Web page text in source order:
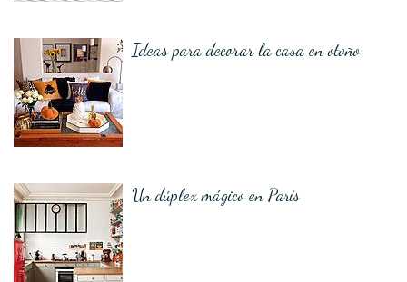
Ideas para decorar la casa en otoño
Un dúplex mágico en París